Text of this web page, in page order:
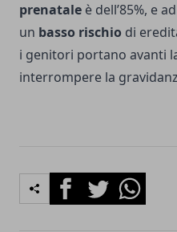
prenatale è dell’85%, e
un basso rischio di
i genitori portano avanti
interrompere la
FacebookTwitterWhatsapp